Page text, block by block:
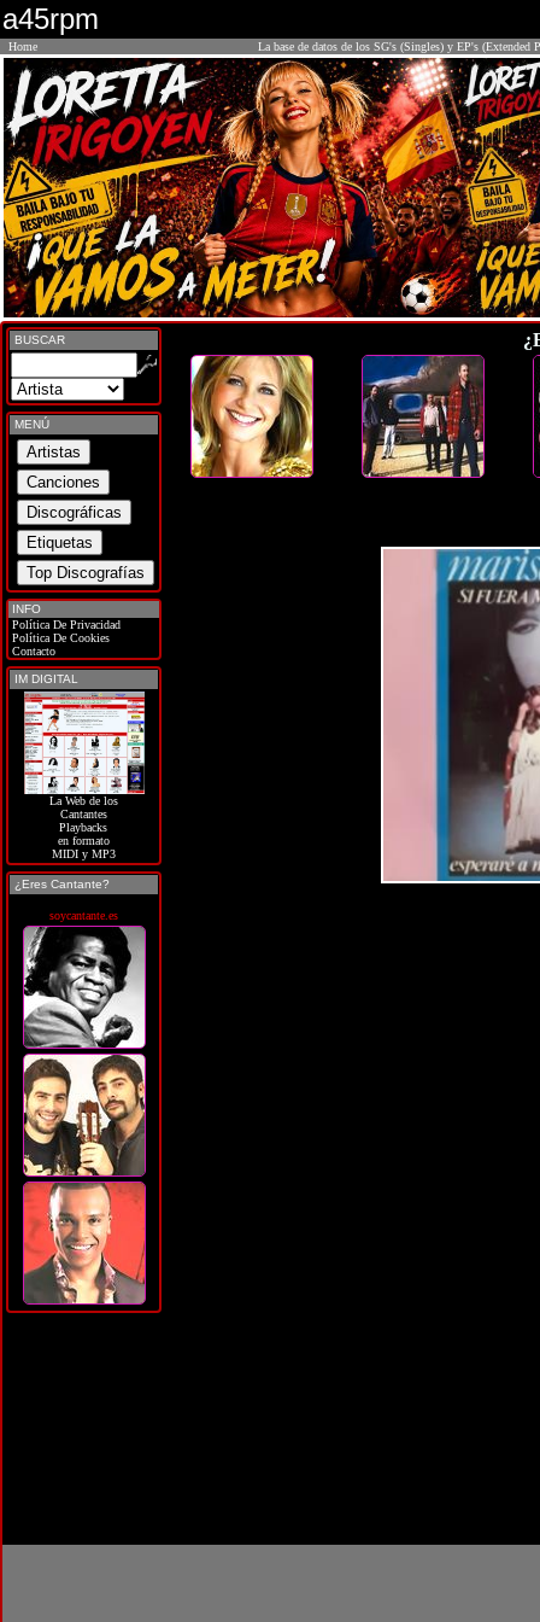
a45rpm
Home La base de datos de los SG's (Singles) y EP's (Extended
BUSCAR
MENÚ
INFO
Política De Privacidad
Política De Cookies
Contacto
IM DIGITAL
La Web de los
Cantantes
Playbacks
en formato
MIDI y MP3
¿Eres Cantante?
soycantante.es